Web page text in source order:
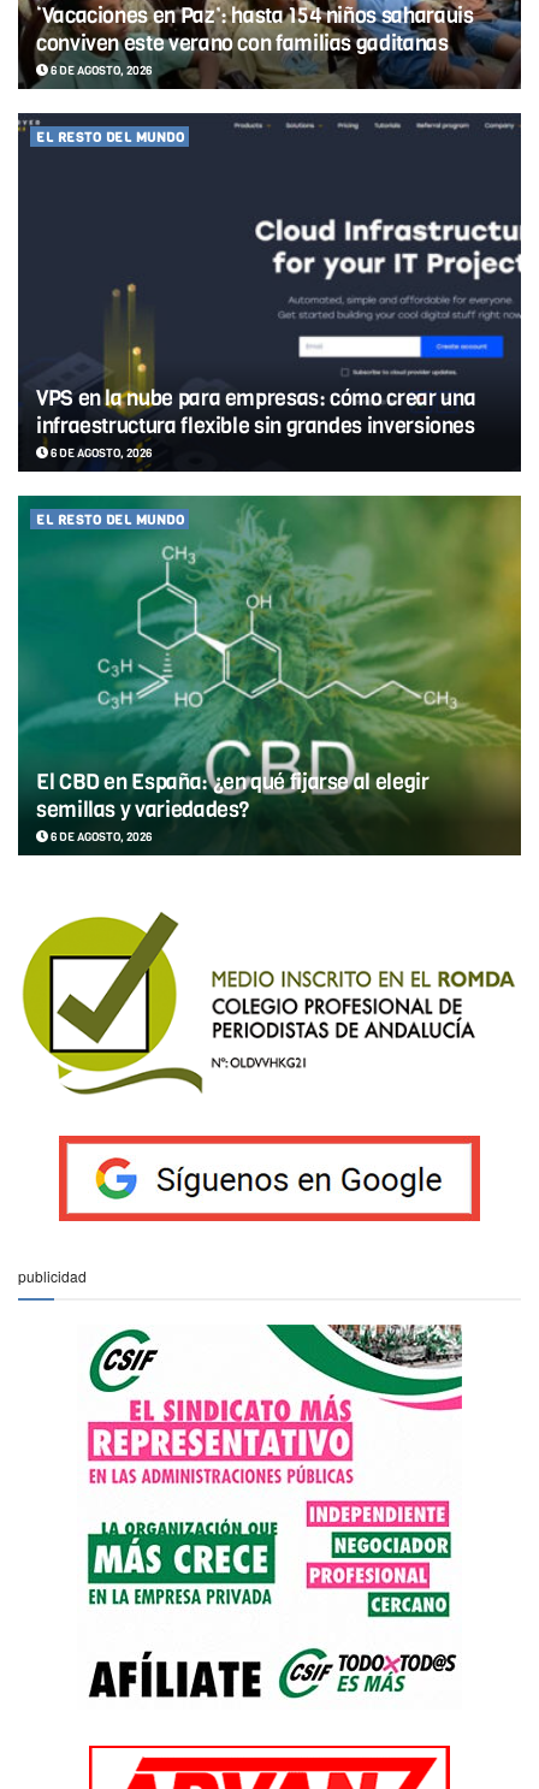
‘Vacaciones en Paz’: hasta 154 niños saharauis
conviven este verano con familias gaditanas
6 DE AGOSTO, 2026
EL RESTO DEL MUNDO
VPS en la nube para empresas: cómo crear una
infraestructura flexible sin grandes inversiones
6 DE AGOSTO, 2026
EL RESTO DEL MUNDO
El CBD en España: ¿en qué fijarse al elegir
semillas y variedades?
6 DE AGOSTO, 2026
publicidad